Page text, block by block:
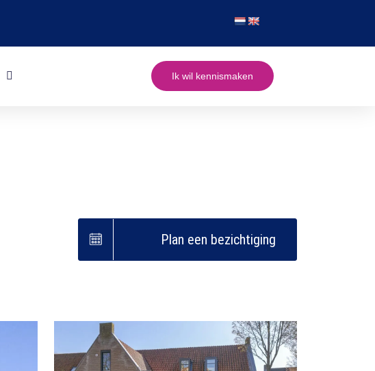
Ik wil kennismaken
Plan een bezichtiging